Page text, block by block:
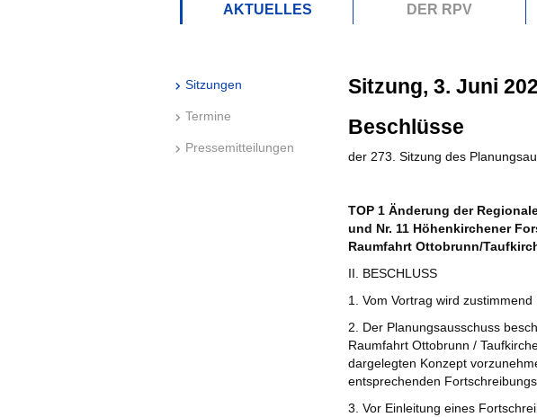
AKTUELLES DER RPV
Sitzungen
Termine
Pressemitteilungen
Sitzung, 3. Juni
Beschlüsse
der 273. Sitzung des
TOP 1 Änderung der
und Nr. 11 Höhenkirchener
Raumfahrt Ottobrunn/
II. BESCHLUSS
1. Vom Vortrag wird zustimmend
2. Der Planungsausschuss
Raumfahrt Ottobrunn /
dargelegten Konzept
entsprechenden
3. Vor Einleitung eines